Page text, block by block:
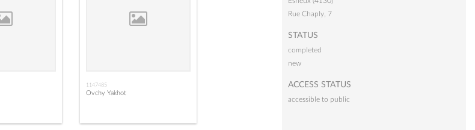
1147485
Ovchy Yakhot
Rue Chaply, 7
STATUS
completed
new
ACCESS STATUS
accessible to public